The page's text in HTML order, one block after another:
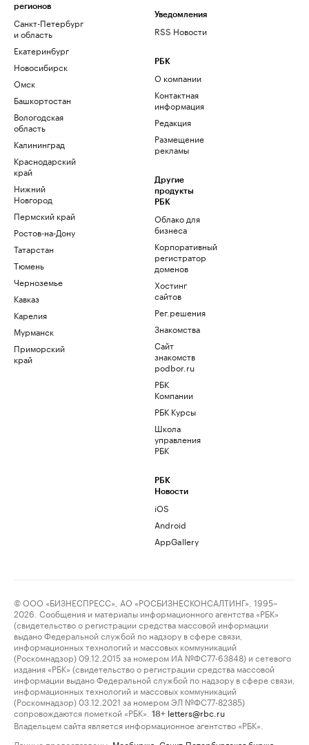
регионов
Санкт-Петербург
и область
Екатеринбург
Новосибирск
Омск
Башкортостан
Вологодская
область
Калининград
Краснодарский
край
Нижний
Новгород
Пермский край
Ростов-на-Дону
Татарстан
Тюмень
Черноземье
Кавказ
Карелия
Мурманск
Приморский
край
Уведомления
RSS Новости
РБК
О компании
Контактная
информация
Редакция
Размещение
рекламы
Другие
продукты
РБК
Облако для
бизнеса
Корпоративный
регистратор
доменов
Хостинг
сайтов
Рег.решения
Знакомства
Сайт
знакомств
podbor.ru
РБК
Компании
РБК Курсы
Школа
управления
РБК
РБК
Новости
iOS
Android
AppGallery
© ООО «БИЗНЕСПРЕСС», АО «РОСБИЗНЕСКОНСАЛТИНГ», 1995–
2026. Сообщения и материалы информационного агентства «РБК»
(свидетельство о регистрации средства массовой информации
выдано Федеральной службой по надзору в сфере связи,
информационных технологий и массовых коммуникаций
(Роскомнадзор) 09.12.2015 за номером ИА №ФС77-63848) и сетевого
издания «РБК» (свидетельство о регистрации средства массовой
информации выдано Федеральной службой по надзору в сфере связи,
информационных технологий и массовых коммуникаций
(Роскомнадзор) 03.12.2021 за номером ЭЛ №ФС77-82385)
сопровождаются пометкой «РБК».
18+ letters@rbc.ru
Владельцем сайта является информационное агентство «РБК».